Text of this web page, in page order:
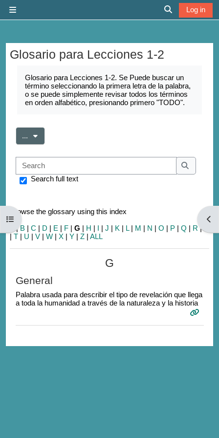
Toggle search
Log in
Open course index
Glosario para Lecciones 1-2
Glosario para Lecciones 1-2. Se Puede buscar un
término seleccionando la primera letra de la palabra,
o se puede simplemente revisar todos los términos
en orden alfabético, presionando primero "TODO".
... Export entries
Search
Search
Search full text
Browse the glossary using this index
|B | C | D | E | F | G | H | I | J | K | L| M | N | O | P | Q | R|
| T | U | V | W | X | Y | Z | ALL
G
General
Palabra usada para describir el tipo de revelación que llega
a toda la humanidad a través de la naturaleza y la historia